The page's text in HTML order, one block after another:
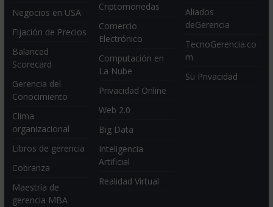
Negocios en USA
Fijación de Precios
Balanced
Scorecard
Gerencia del
Conocimiento
Clima
organizacional
Libros de gerencia
Cobranza
Maestría de
gerencia MBA
Criptomonedas
Comercio
Electrónico
Computación en
La Nube
Privacidad Online
Web 2.0
Big Data
Inteligencia
Artificial
Realidad Virtual
Aliados
deGerencia
TecnoGerencia.co
m
Su Privacidad